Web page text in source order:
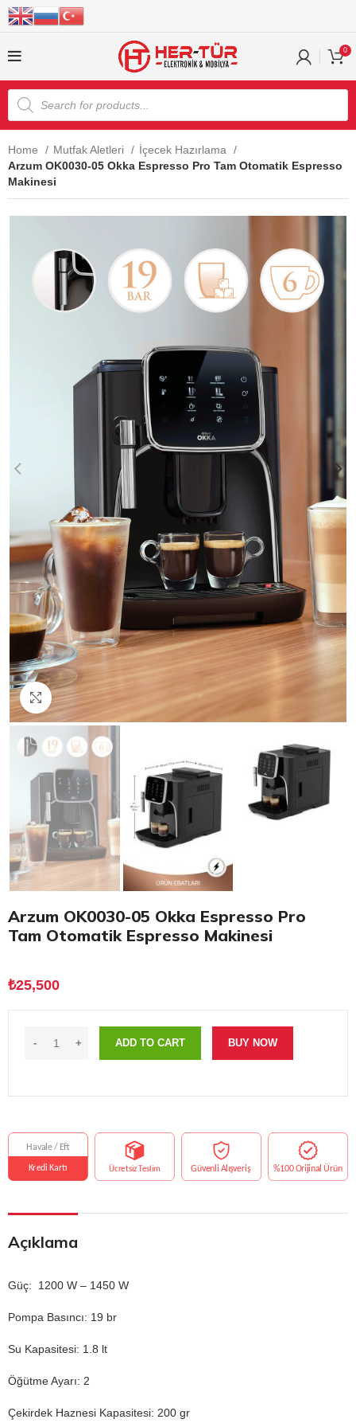
0
Home Mutfak Aletleri
İçecek Hazırlama
Arzum OK0030-05 Okka Espresso Pro Tam Otomatik Espresso
Makinesi
Click to enlarge
Arzum OK0030-05 Okka Espresso Pro
Tam Otomatik Espresso Makinesi
₺25,500
ADD TO CART BUY NOW
Açıklama
Güç: 1200 W – 1450 W
Pompa Basıncı: 19 br
Su Kapasitesi: 1.8 lt
Öğütme Ayarı: 2
Çekirdek Haznesi Kapasitesi: 200 gr